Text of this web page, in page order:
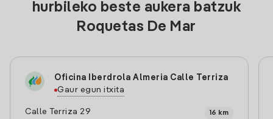
hurbileko beste aukera batzuk
Roquetas De Mar
Oficina Iberdrola Almeria Calle Terriza
Gaur egun itxita
Calle Terriza 29
16 km